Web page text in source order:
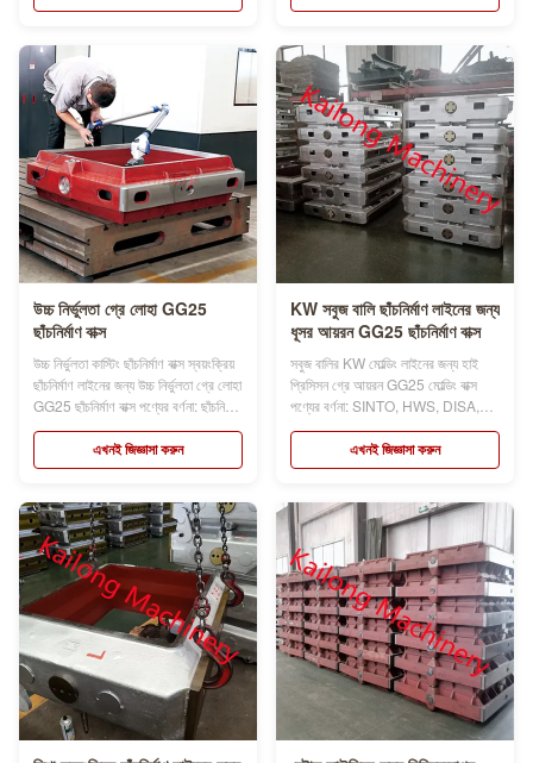
যা স্বয়ংক্রিয় বা ডেমি-স্বয়ংক্রিয় ingালাই
বক্স, যা স্বয়ংক্রিয় বা ডেমি-স্বয়ংক্রিয়
উচ্চ নির্ভুলতা গ্রে লোহা GG25
ছাঁচনির্মাণ বাক্স
উচ্চ নির্ভুলতা কাস্টিং ছাঁচনির্মাণ বাক্স স্বয়ংক্রিয়
ছাঁচনির্মাণ লাইনের জন্য উচ্চ নির্ভুলতা গ্রে লোহা
GG25 ছাঁচনির্মাণ বাক্স পণ্যের বর্ণনা: ছাঁচনির্মাণ
বাক্সের নাম ছাঁচনির্মাণ ফ্লাস্ক, ছাঁচ ফ্লাস্ক,
বালি ফ্লাস্ক, বালি বাক্স, যা স্বয়ংক্রিয় বা ডেমি-
স্বয়ংক্রিয় ingালাই লাইন ব্যবহার করে
এখনই জিজ্ঞাসা করুন
KW সবুজ বালি ছাঁচনির্মাণ লাইনের জন্য
ধূসর আয়রন GG25 ছাঁচনির্মাণ বাক্স
সবুজ বালির KW মোল্ডিং লাইনের জন্য হাই
প্রিসিসন গ্রে আয়রন GG25 মোল্ডিং বাক্স
পণ্যের বর্ণনা: SINTO, HWS, DISA,
KW, GF, FH ছাঁচনির্মাণ লাইন ব্যবহার করে
আমাদের ফাউন্ড্রিতে ছাঁচনির্মাণ বাক্স সরবরাহের
20 বছরেরও বেশি অভিজ্ঞতা আছে।এই সময়ে
আরব আমিরাতের অনেক গ্রাহ...
এখনই জিজ্ঞাসা করুন